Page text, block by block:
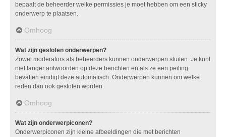
bepaalt de beheerder welke permissies je moet hebben om een sticky
onderwerp te plaatsen.
Omhoog
Wat zijn gesloten onderwerpen?
Zowel moderators als beheerders kunnen onderwerpen sluiten. Je kunt
niet langer antwoorden op deze berichten en als ze een peiling
bevatten eindigt deze automatisch. Onderwerpen kunnen om welke
reden dan ook gesloten worden.
Omhoog
Wat zijn onderwerpiconen?
Onderwerpiconen zijn kleine afbeeldingen die met berichten